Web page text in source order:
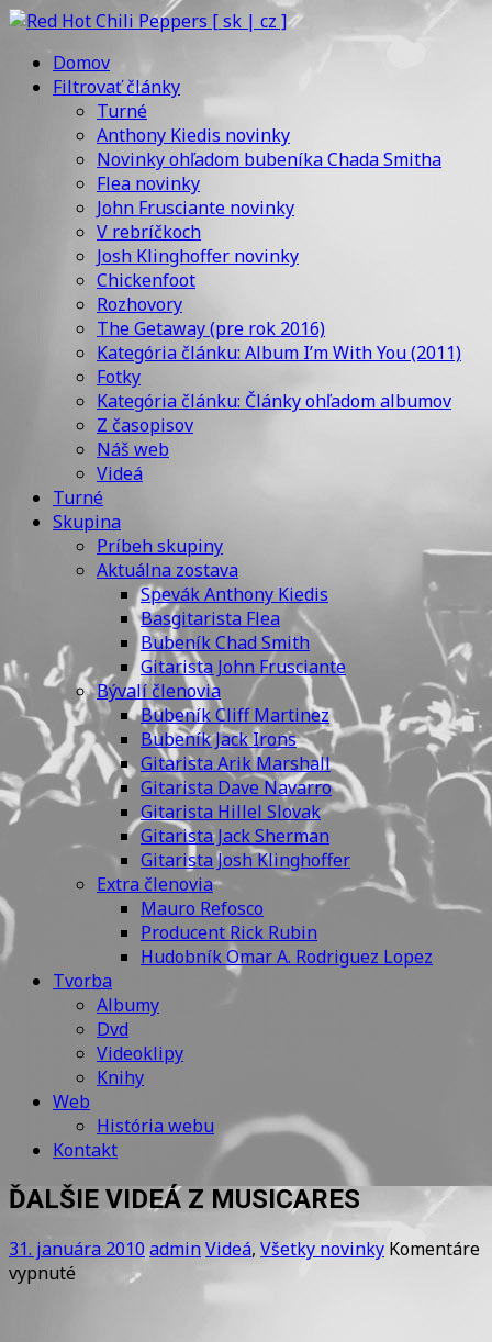
Domov
Filtrovať články
Turné
Anthony Kiedis novinky
Novinky ohľadom bubeníka Chada Smitha
Flea novinky
John Frusciante novinky
V rebríčkoch
Josh Klinghoffer novinky
Chickenfoot
Rozhovory
The Getaway (pre rok 2016)
Kategória článku: Album I’m With You (2011)
Fotky
Kategória článku: Články ohľadom albumov
Z časopisov
Náš web
Videá
Turné
Skupina
Príbeh skupiny
Aktuálna zostava
Spevák Anthony Kiedis
Basgitarista Flea
Bubeník Chad Smith
Gitarista John Frusciante
Bývalí členovia
Bubeník Cliff Martinez
Bubeník Jack Irons
Gitarista Arik Marshall
Gitarista Dave Navarro
Gitarista Hillel Slovak
Gitarista Jack Sherman
Gitarista Josh Klinghoffer
Extra členovia
Mauro Refosco
Producent Rick Rubin
Hudobník Omar A. Rodriguez Lopez
Tvorba
Albumy
Dvd
Videoklipy
Knihy
Web
História webu
Kontakt
ĎALŠIE VIDEÁ Z MUSICARES
31. januára 2010admin Videá, Všetky novinky Komentáre
vypnuté